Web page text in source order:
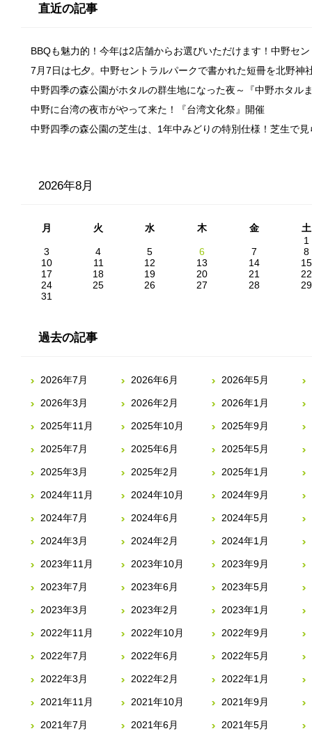
直近の記事
BBQも魅力的！今年は2店舗からお選びいただけます！中野セ
7月7日は七夕。中野セントラルパークで書かれた短冊を北野神
中野四季の森公園がホタルの群生地になった夜～『中野ホタル
中野に台湾の夜市がやって来た！『台湾文化祭』開催
中野四季の森公園の芝生は、1年中みどりの特別仕様！芝生で
2026年8月
月 火 水 木 金
土
1
3
4 5 6 7
8
10
11 12 13 14
15
17
18 19 20 21
22
24
25 26 27 28
29
31
過去の記事
2026年7月 2026年6月 2026年5月
2026年3月 2026年2月 2026年1月
2025年11月 2025年10月 2025年9月
2025年7月 2025年6月 2025年5月
2025年3月 2025年2月 2025年1月
2024年11月 2024年10月 2024年9月
2024年7月 2024年6月 2024年5月
2024年3月 2024年2月 2024年1月
2023年11月 2023年10月 2023年9月
2023年7月 2023年6月 2023年5月
2023年3月 2023年2月 2023年1月
2022年11月 2022年10月 2022年9月
2022年7月 2022年6月 2022年5月
2022年3月 2022年2月 2022年1月
2021年11月 2021年10月 2021年9月
2021年7月 2021年6月 2021年5月